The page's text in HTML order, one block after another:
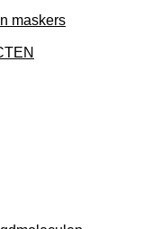
maskers